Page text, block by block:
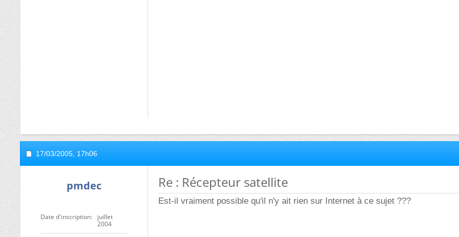
17/03/2005, 17h06
pmdec
Date d'inscription
juillet
2004
Re : Récepteur satellite
Est-il vraiment possible qu'il n'y ait rien sur Internet à ce sujet ???